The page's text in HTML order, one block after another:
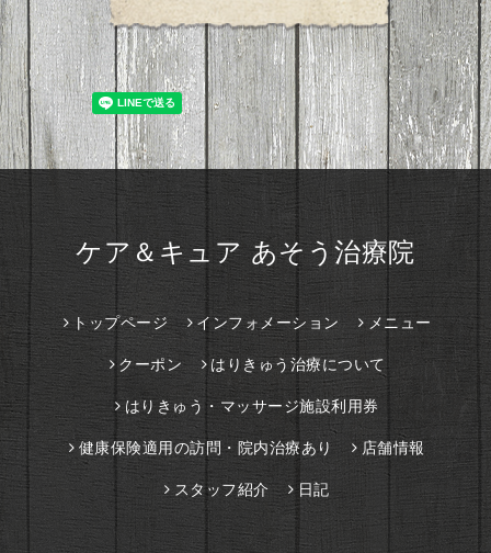
ケア＆キュア あそう治療院
トップページ インフォメーション メニュー
クーポン はりきゅう治療について
はりきゅう・マッサージ施設利用券
健康保険適用の訪問・院内治療あり 店舗情報
スタッフ紹介 日記